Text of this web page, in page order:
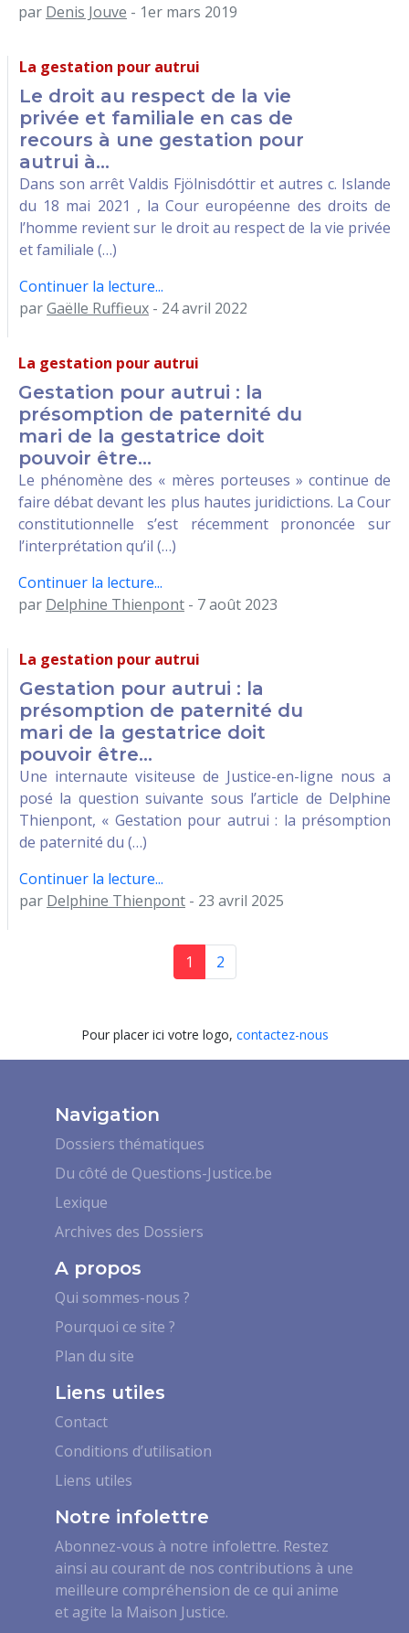
par Denis Jouve - 1er mars 2019
La gestation pour autrui
Le droit au respect de la vie
privée et familiale en cas de
recours à une gestation pour
autrui à...
Dans son arrêt Valdis Fjölnisdóttir et autres c. Islande
du 18 mai 2021 , la Cour européenne des droits de
l’homme revient sur le droit au respect de la vie privée
et familiale (…)
Continuer la lecture...
parGaëlle Ruffieux - 24 avril 2022
La gestation pour autrui
Gestation pour autrui : la
présomption de paternité du
mari de la gestatrice doit
pouvoir être...
Le phénomène des « mères porteuses » continue de
faire débat devant les plus hautes juridictions. La Cour
constitutionnelle s’est récemment prononcée sur
l’interprétation qu’il (…)
Continuer la lecture...
par Delphine Thienpont - 7 août 2023
La gestation pour autrui
Gestation pour autrui : la
présomption de paternité du
mari de la gestatrice doit
pouvoir être...
Une internaute visiteuse de Justice-en-ligne nous a
posé la question suivante sous l’article de Delphine
Thienpont, « Gestation pour autrui : la présomption
de paternité du (…)
Continuer la lecture...
par Delphine Thienpont - 23 avril 2025
1 2
Pour placer ici votre logo, contactez-nous
Navigation
Dossiers thématiques
Du côté de Questions-Justice.be
Lexique
Archives des Dossiers
A propos
Qui sommes-nous ?
Pourquoi ce site ?
Plan du site
Liens utiles
Contact
Conditions d’utilisation
Liens utiles
Notre infolettre
Abonnez-vous à notre infolettre. Restez
ainsi au courant de nos contributions à une
meilleure compréhension de ce qui anime
et agite la Maison Justice.